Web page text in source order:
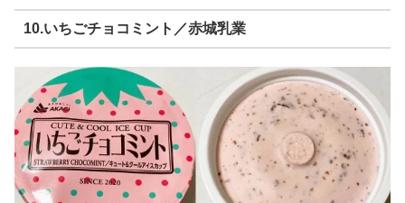
10.いちごチョコミント／赤城乳業